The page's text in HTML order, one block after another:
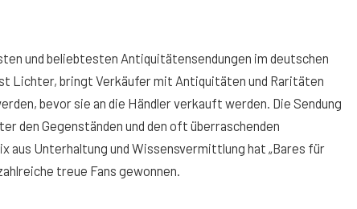
und beliebtesten Antiquitätensendungen im deutschen
Lichter, bringt Verkäufer mit Antiquitäten und Raritäten
bevor sie an die Händler verkauft werden. Die Sendung
den Gegenständen und den oft überraschenden
aus Unterhaltung und Wissensvermittlung hat „Bares für
treue Fans gewonnen.